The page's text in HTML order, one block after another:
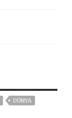
DÜNYA